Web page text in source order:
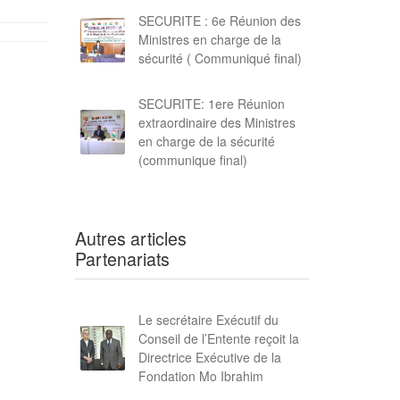
SECURITE : 6e Réunion des
Ministres en charge de la
sécurité ( Communiqué final)
SECURITE: 1ere Réunion
extraordinaire des Ministres
en charge de la sécurité
(communique final)
Autres articles
Partenariats
Le secrétaire Exécutif du
Conseil de l’Entente reçoit la
Directrice Exécutive de la
Fondation Mo Ibrahim